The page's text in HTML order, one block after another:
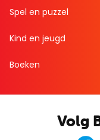
Spel en puzzel
Kind en jeugd
Boeken
Volg